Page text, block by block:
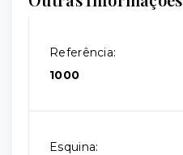
Referência:
1000
Esquina: